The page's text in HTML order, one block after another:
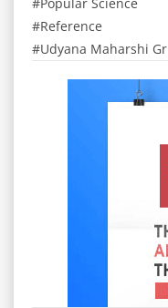
Reference
Udyana Maharshi